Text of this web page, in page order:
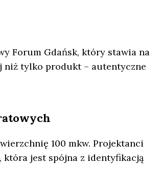
Forum Gdańsk, który stawia na
niż tylko produkt – autentyczne
100 mkw. Projektanci
jest spójna z identyfikacją